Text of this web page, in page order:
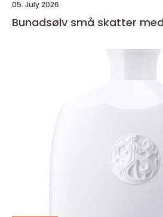
05. July 2026
Bunadsølv små